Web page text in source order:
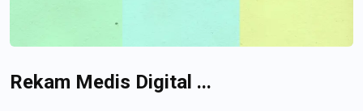
Rekam Medis Digital ...